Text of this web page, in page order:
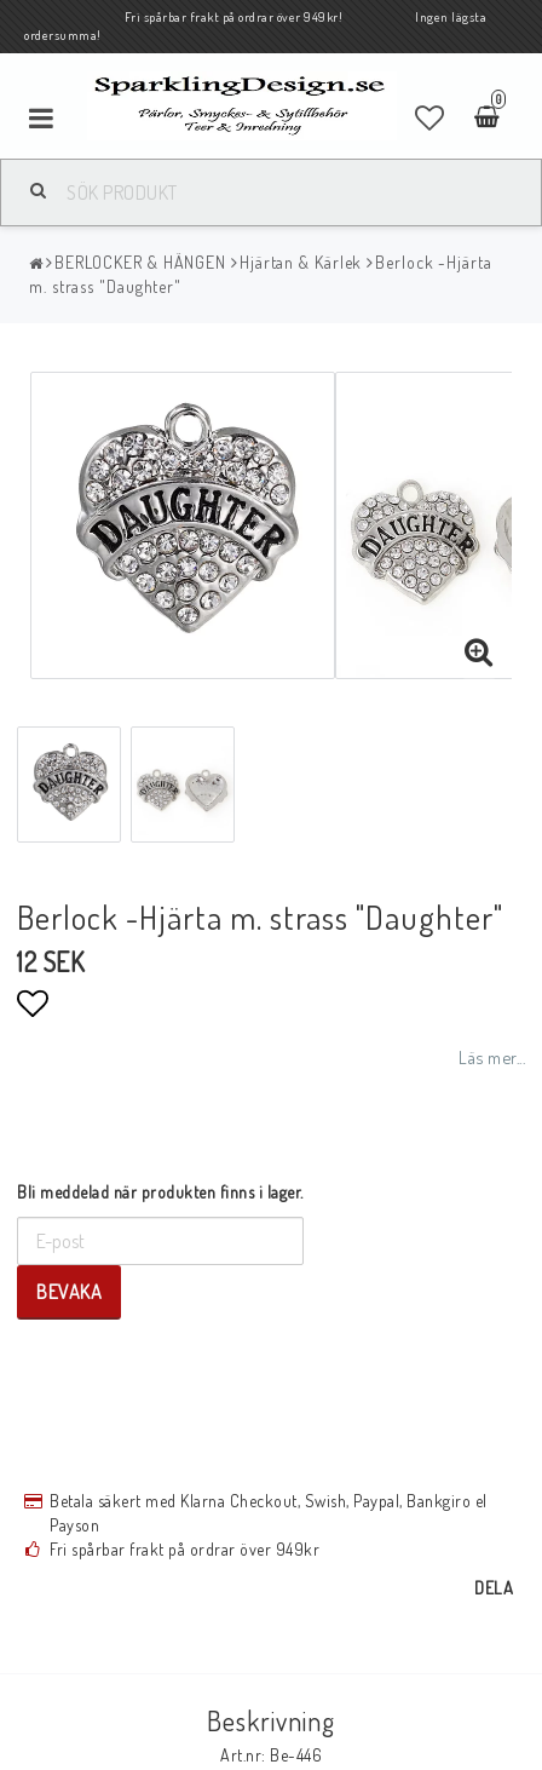
Fri spårbar frakt på ordrar över 949kr! Ingen lägsta
ordersumma!
0
BERLOCKER & HÄNGEN Hjärtan & Kärlek
Berlock -Hjärta
m. strass "Daughter"
Berlock -Hjärta m. strass "Daughter"
12 SEK
Läs mer...
Bli meddelad när produkten finns i lager.
BEVAKA
Betala säkert med Klarna Checkout, Swish, Paypal, Bankgiro el
Payson
Fri spårbar frakt på ordrar över 949kr
DELA
Beskrivning
Art.nr: Be-446